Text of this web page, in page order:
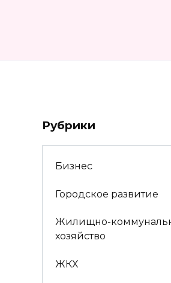
Рубрики
Бизнес
Городское развитие
Жилищно-
хозяйство
ЖКХ